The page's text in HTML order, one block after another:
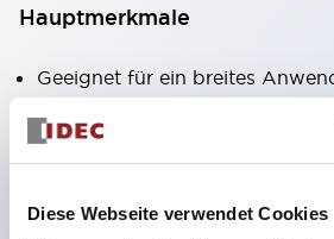
Diese Webseite verwendet Cookies
Hauptmerkmale
Geeignet für ein breites
von der Konsumelektronik bis
LED-Beleuchtungseinheit mit
LED-Lampenkörper